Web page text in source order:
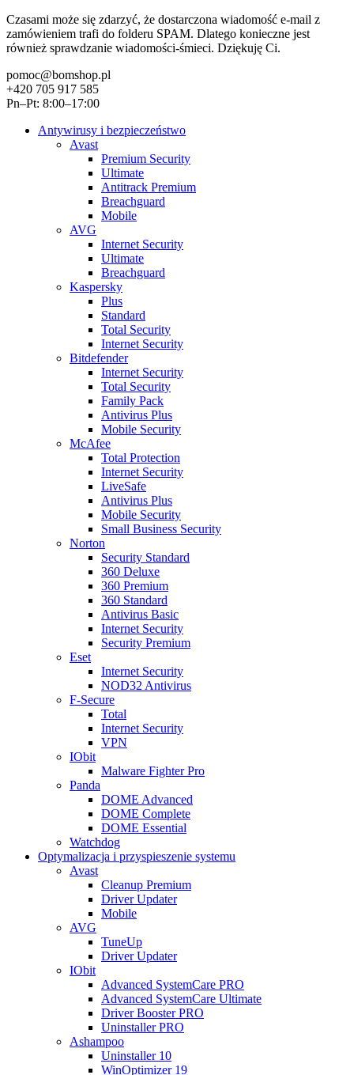
Czasami może się zdarzyć, że dostarczona wiadomość e-mail z
zamówieniem trafi do folderu SPAM. Dlatego konieczne jest
również sprawdzanie wiadomości-śmieci. Dziękuję Ci.
pomoc@bomshop.pl
+420 705 917 585
Pn–Pt: 8:00–17:00
Antywirusy i bezpieczeństwo
Avast
Premium Security
Ultimate
Antitrack Premium
Breachguard
Mobile
AVG
Internet Security
Ultimate
Breachguard
Kaspersky
Plus
Standard
Total Security
Internet Security
Bitdefender
Internet Security
Total Security
Family Pack
Antivirus Plus
Mobile Security
McAfee
Total Protection
Internet Security
LiveSafe
Antivirus Plus
Mobile Security
Small Business Security
Norton
Security Standard
360 Deluxe
360 Premium
360 Standard
Antivirus Basic
Internet Security
Security Premium
Eset
Internet Security
NOD32 Antivirus
F-Secure
Total
Internet Security
VPN
IObit
Malware Fighter Pro
Panda
DOME Advanced
DOME Complete
DOME Essential
Watchdog
Optymalizacja i przyspieszenie systemu
Avast
Cleanup Premium
Driver Updater
Mobile
AVG
TuneUp
Driver Updater
IObit
Advanced SystemCare PRO
Advanced SystemCare Ultimate
Driver Booster PRO
Uninstaller PRO
Ashampoo
Uninstaller 10
WinOptimizer 19